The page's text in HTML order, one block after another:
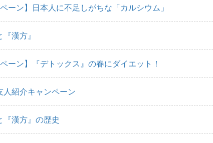
ペーン】日本人に不足しがちな「カルシウム」
『漢方』
ペーン】『デトックス』の春にダイエット！
人紹介キャンペーン
『漢方』の歴史